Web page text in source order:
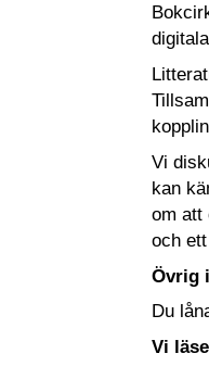
Vi
kan
om att
och
Övrig
Du
Vi